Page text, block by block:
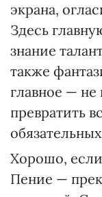
экрана,
Здесь
знание
также
главное —
превратить
Хорошо, если
Пение —